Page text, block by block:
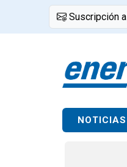
Suscripción
NOTICIAS